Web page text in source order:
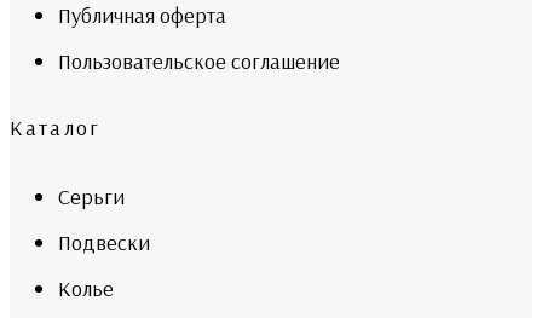
Публичная оферта
Пользовательское соглашение
Каталог
Серьги
Подвески
Колье